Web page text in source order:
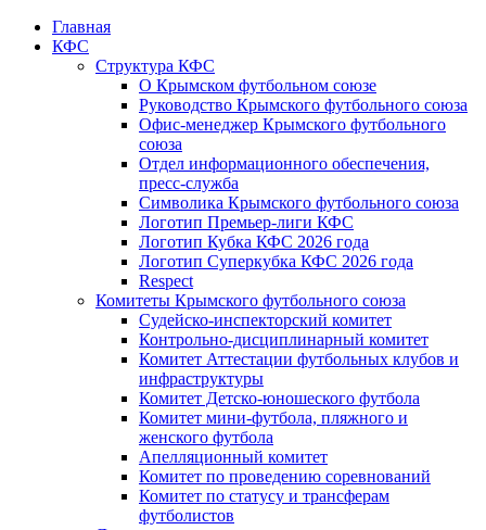
Главная
КФС
Структура КФС
О Крымском футбольном союзе
Руководство Крымского футбольного союза
Офис-менеджер Крымского футбольного
союза
Отдел информационного обеспечения,
пресс-служба
Символика Крымского футбольного союза
Логотип Премьер-лиги КФС
Логотип Кубка КФС 2026 года
Логотип Суперкубка КФС 2026 года
Respect
Комитеты Крымского футбольного союза
Судейско-инспекторский комитет
Контрольно-дисциплинарный комитет
Комитет Аттестации футбольных клубов и
инфраструктуры
Комитет Детско-юношеского футбола
Комитет мини-футбола, пляжного и
женского футбола
Апелляционный комитет
Комитет по проведению соревнований
Комитет по статусу и трансферам
футболистов